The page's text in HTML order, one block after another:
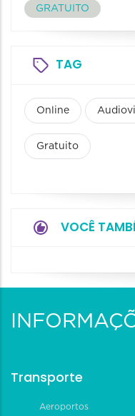
GRATUITO
TAG
Online
Gratuito
VOCÊ
Transporte
Aeroportos